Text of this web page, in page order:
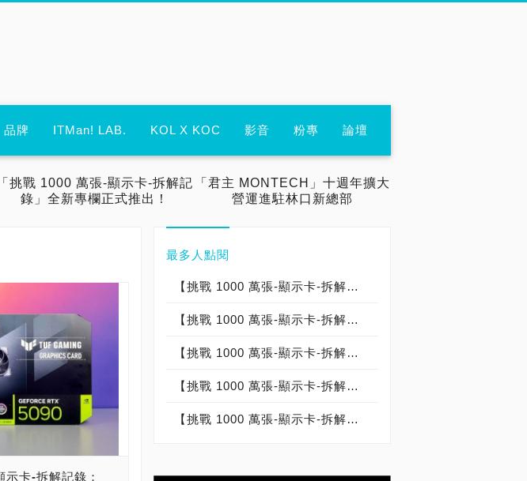
品牌 ITMan! LAB. KOL X KOC 影音 粉專 論壇
「挑戰 1000 萬張-顯示卡-拆解記
錄」全新專欄正式推出！
「君主 MONTECH」十週年擴大
營運進駐林口新總部
示卡-拆解記錄：
最多人點閱
【挑戰 1000 萬張-顯示卡-拆解記錄：000-000-001】映眾 INNO3D GEFORCE RTX 5090 X3：台灣代理商威健公司貨：印尼製造 Made In Indonesia
【挑戰 1000 萬張-顯示卡-拆解記錄：000-000-018】微星 MSI GeForce RTX 5090 32G LIGHTNING Z 閃電卡皇：台灣代理商建達公司貨：台灣製造 Made In Taiwan（限定版→僅開箱）
【挑戰 1000 萬張-顯示卡-拆解記錄：000-000-004】華碩 ASUS TUF Gaming GeForce RTX 5090 32GB GDDR7：台灣代理商聯強公司貨：中國製造 Made In China
【挑戰 1000 萬張-顯示卡-拆解記錄：000-000-002】技嘉 GIGABYTE GEFORCE RTX 5090 GAMING OC 32G：台灣代理商青雲公司貨：台灣製造 Made In Taiwan
【挑戰 1000 萬張-顯示卡-拆解記錄：000-000-003】微星 MSI GEFORCE RTX 5090 GAMING TRIO OC：台灣代理商建達公司貨：台灣製造 Made In Taiwan